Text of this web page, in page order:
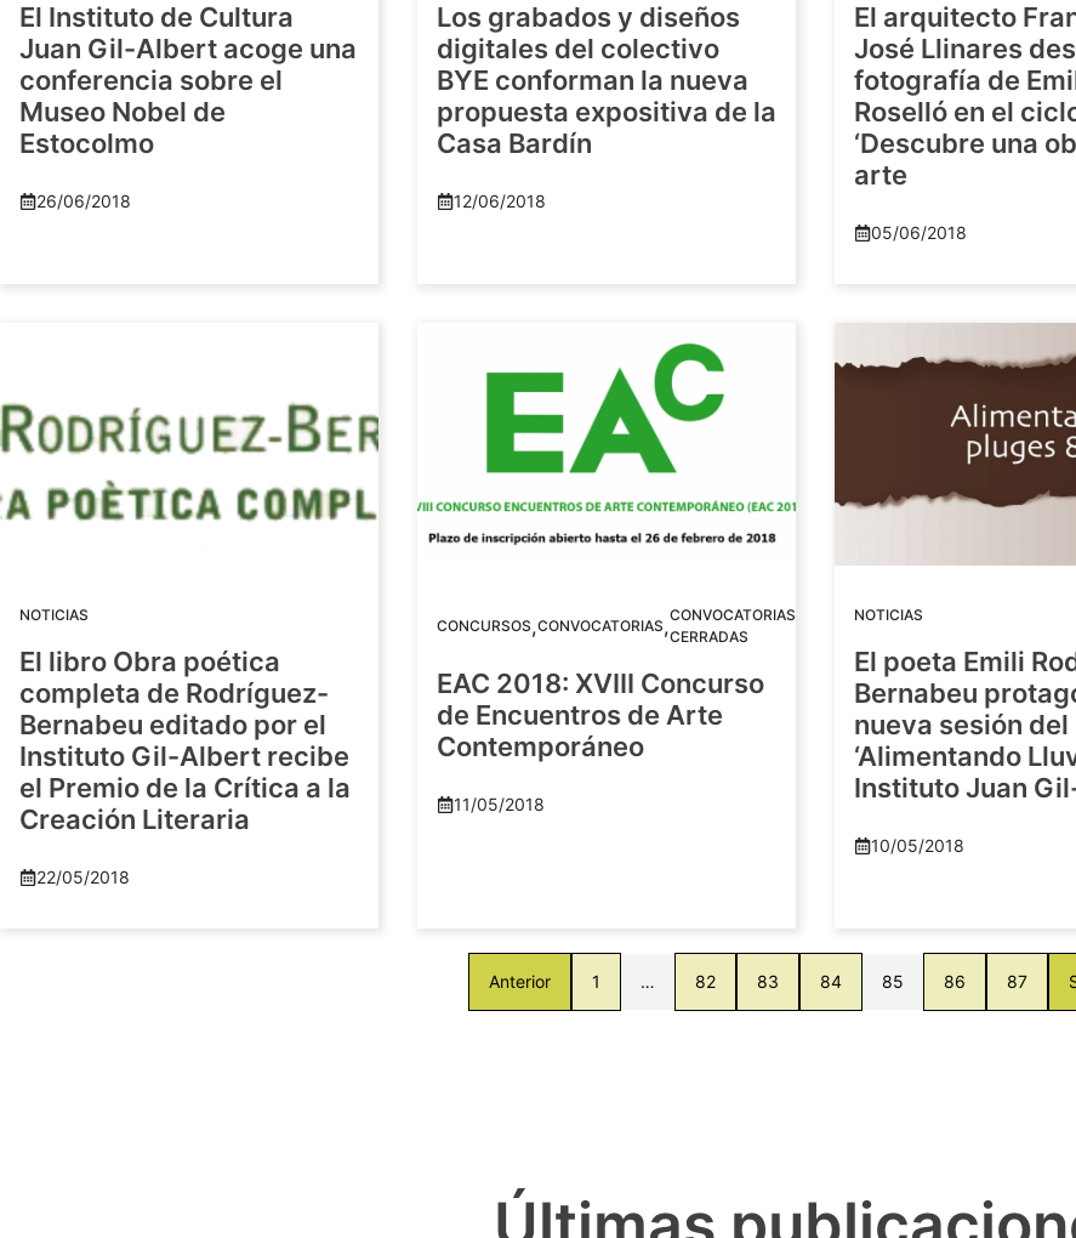
El Instituto de Cultura
Juan Gil-Albert acoge una
conferencia sobre el
Museo Nobel de
Estocolmo
26/06/2018
Los grabados y diseños
digitales del colectivo
BYE conforman la nueva
propuesta expositiva de la
Casa Bardín
12/06/2018
El arquitecto
José Llinares
fotografía de
Roselló en el
‘Descubre una
arte
05/06/2018
NOTICIAS
El libro Obra poética
completa de Rodríguez-
Bernabeu editado por el
Instituto Gil-Albert recibe
el Premio de la Crítica a la
Creación Literaria
22/05/2018
CONCURSOS,CONVOCATORIAS,CONVOCATORIAS
CERRADAS
EAC 2018: XVIII Concurso
de Encuentros de Arte
Contemporáneo
11/05/2018
NOTICIAS
El poeta Emili
Bernabeu
nueva sesión
‘Alimentando
Instituto Juan
10/05/2018
Anterior 1 … 82 83 84 85 86 87